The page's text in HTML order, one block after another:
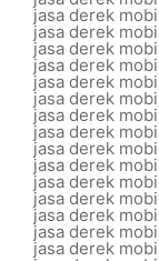
jasa derek
jasa derek
jasa derek
jasa derek
jasa derek
jasa derek
jasa derek
jasa derek
jasa derek
jasa derek
jasa derek
jasa derek
jasa derek
jasa derek
jasa derek